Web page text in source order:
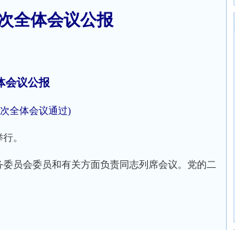
全体会议公报
会议公报
全体会议通过)
。
员会委员和有关方面负责同志列席会议。党的二